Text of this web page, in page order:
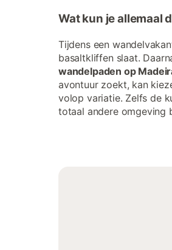
Wat kun je allemaal
Tijdens een
basaltkliffen slaat.
wandelpaden op
avontuur zoekt, kan
volop variatie. Zelfs de
totaal andere omgeving